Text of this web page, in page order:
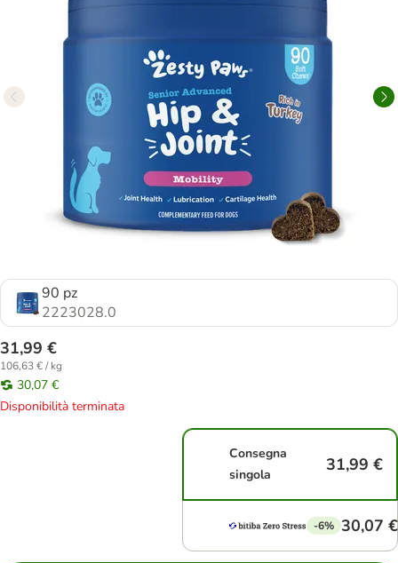
90 pz
2223028.0
31,99 €
106,63 € / kg
30,07 €
Disponibilità terminata
Consegna
singola
31,99 €
-6% 30,07 €